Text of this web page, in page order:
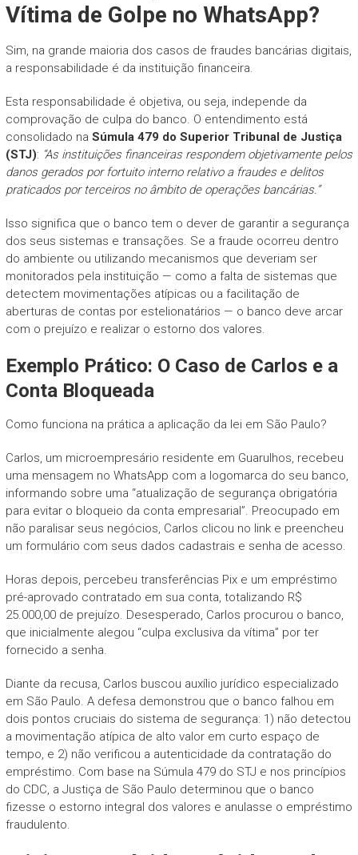
Vítima de Golpe no WhatsApp?
Sim, na grande maioria dos casos de fraudes bancárias digitais,
a responsabilidade é da instituição financeira.
Esta responsabilidade é objetiva, ou seja, independe da
comprovação de culpa do banco. O entendimento está
consolidado na Súmula 479 do Superior Tribunal de Justiça
(STJ): “As instituições financeiras respondem objetivamente pelos
danos gerados por fortuito interno relativo a fraudes e delitos
praticados por terceiros no âmbito de operações bancárias.”
Isso significa que o banco tem o dever de garantir a segurança
dos seus sistemas e transações. Se a fraude ocorreu dentro
do ambiente ou utilizando mecanismos que deveriam ser
monitorados pela instituição — como a falta de sistemas que
detectem movimentações atípicas ou a facilitação de
aberturas de contas por estelionatários — o banco deve arcar
com o prejuízo e realizar o estorno dos valores.
Exemplo Prático: O Caso de Carlos e a
Conta Bloqueada
Como funciona na prática a aplicação da lei em São Paulo?
Carlos, um microempresário residente em Guarulhos, recebeu
uma mensagem no WhatsApp com a logomarca do seu banco,
informando sobre uma “atualização de segurança obrigatória
para evitar o bloqueio da conta empresarial”. Preocupado em
não paralisar seus negócios, Carlos clicou no link e preencheu
um formulário com seus dados cadastrais e senha de acesso.
Horas depois, percebeu transferências Pix e um empréstimo
pré-aprovado contratado em sua conta, totalizando R$
25.000,00 de prejuízo. Desesperado, Carlos procurou o banco,
que inicialmente alegou “culpa exclusiva da vítima” por ter
fornecido a senha.
Diante da recusa, Carlos buscou auxílio jurídico especializado
em São Paulo. A defesa demonstrou que o banco falhou em
dois pontos cruciais do sistema de segurança: 1) não detectou
a movimentação atípica de alto valor em curto espaço de
tempo, e 2) não verificou a autenticidade da contratação do
empréstimo. Com base na Súmula 479 do STJ e nos princípios
do CDC, a Justiça de São Paulo determinou que o banco
fizesse o estorno integral dos valores e anulasse o empréstimo
fraudulento.